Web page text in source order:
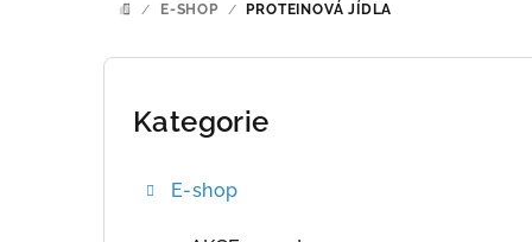
DOMŮ
/ E-SHOP / PROTEINOVÁ JÍDLA
P
Přeskočit
Kategorie
E-shop